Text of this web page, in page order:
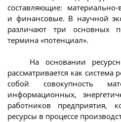
составляющие:
и финансовые. В научной
различают три основных
термина «потенциал».
На основании
рассматривается как система
собой совокупность
информационных,
работников предприятия,
ресурсы в процессе